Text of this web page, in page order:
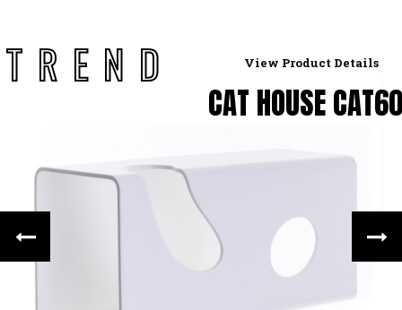
CAT HOUSE
T R E N D View Product Details